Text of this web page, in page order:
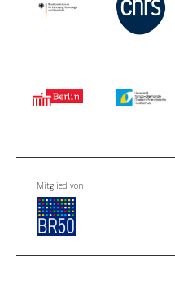
Mitglied von